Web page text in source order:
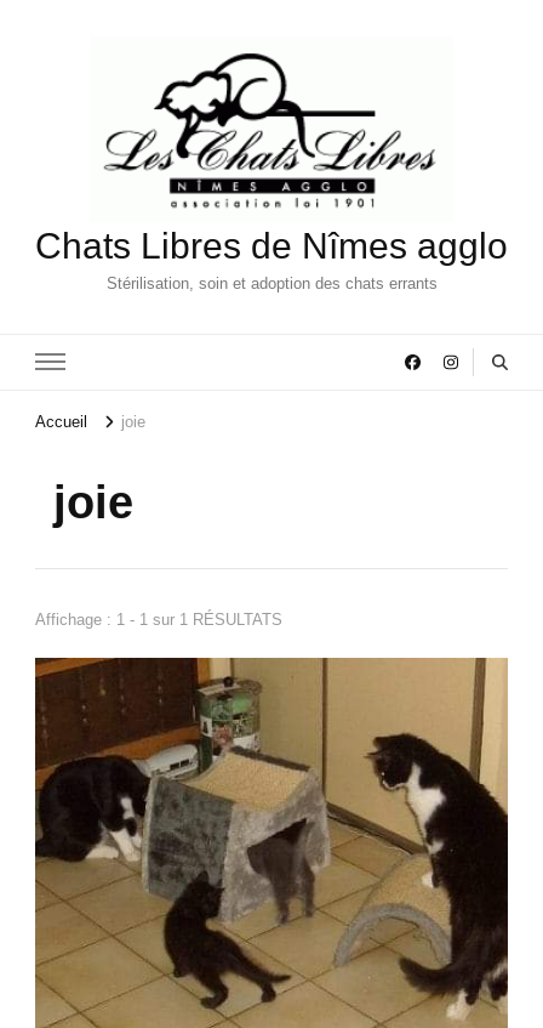
Chats Libres de Nîmes agglo
Stérilisation, soin et adoption des chats errants
Accueil joie
joie
Affichage : 1 - 1 sur 1 RÉSULTATS